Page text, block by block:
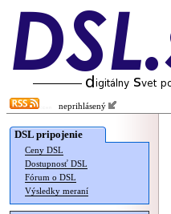
neprihlásený
DSL pripojenie
Ceny DSL
Dostupnosť DSL
Fórum o DSL
Výsledky meraní